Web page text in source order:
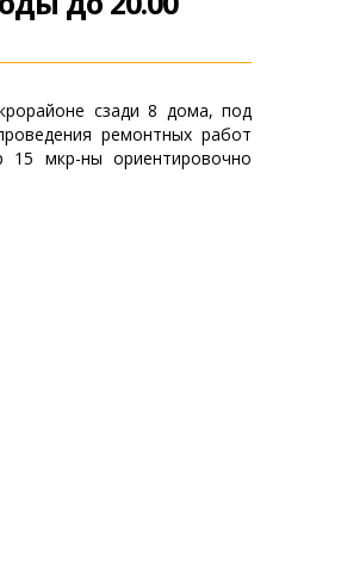
сзади 8 дома, под
ремонтных работ
мкр-ны ориентировочно